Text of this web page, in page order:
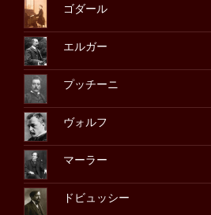
ゴダール
エルガー
プッチーニ
ヴォルフ
マーラー
ドビュッシー